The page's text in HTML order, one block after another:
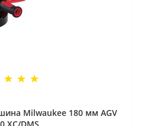
Milwaukee 180 мм AGV